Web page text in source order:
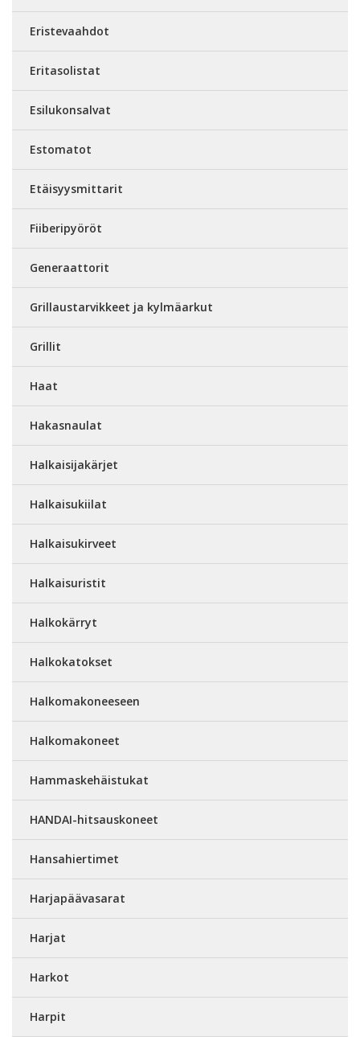
Eristevaahdot
Eritasolistat
Esilukonsalvat
Estomatot
Etäisyysmittarit
Fiiberipyöröt
Generaattorit
Grillaustarvikkeet ja kylmäarkut
Grillit
Haat
Hakasnaulat
Halkaisijakärjet
Halkaisukiilat
Halkaisukirveet
Halkaisuristit
Halkokärryt
Halkokatokset
Halkomakoneeseen
Halkomakoneet
Hammaskehäistukat
HANDAI-hitsauskoneet
Hansahiertimet
Harjapäävasarat
Harjat
Harkot
Harpit